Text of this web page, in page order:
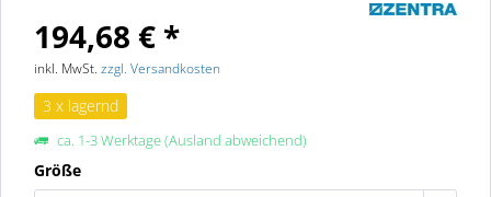
194,68 € *
inkl. MwSt. zzgl. Versandkosten
3 x lagernd
ca. 1-3 Werktage (Ausland abweichend)
Größe